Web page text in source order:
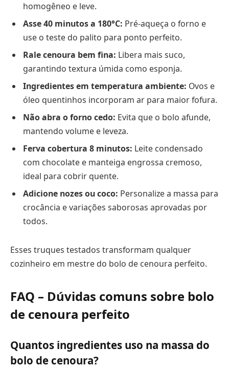
homogêneo e leve.
Asse 40 minutos a 180°C: Pré-aqueça o forno e
use o teste do palito para ponto perfeito.
Rale cenoura bem fina: Libera mais suco,
garantindo textura úmida como esponja.
Ingredientes em temperatura ambiente: Ovos e
óleo quentinhos incorporam ar para maior fofura.
Não abra o forno cedo: Evita que o bolo afunde,
mantendo volume e leveza.
Ferva cobertura 8 minutos: Leite condensado
com chocolate e manteiga engrossa cremoso,
ideal para cobrir quente.
Adicione nozes ou coco: Personalize a massa para
crocância e variações saborosas aprovadas por
todos.
Esses truques testados transformam qualquer
cozinheiro em mestre do bolo de cenoura perfeito.
FAQ – Dúvidas comuns sobre bolo
de cenoura perfeito
Quantos ingredientes uso na massa do
bolo de cenoura?